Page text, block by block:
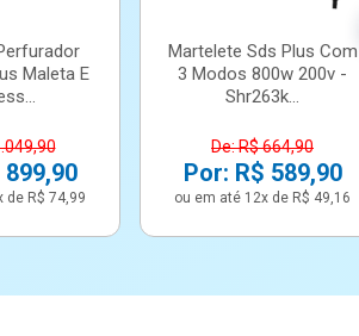
Maleta E
de R$ 74,99
Martelete Sds Plus Com
3 Modos 800w 200v -
Shr263k...
De: R$ 664,90
Por: R$ 589,90
ou em até 12x de R$ 49,16